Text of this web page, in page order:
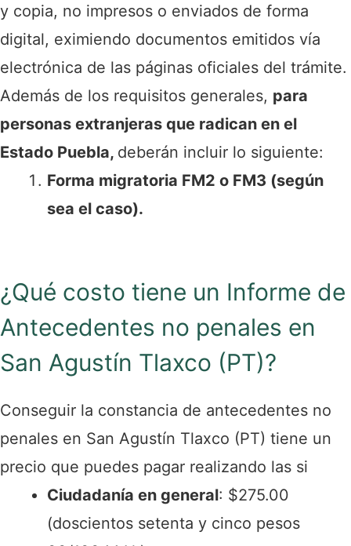
y copia, no impresos o enviados de forma
digital, eximiendo documentos emitidos vía
electrónica de las páginas oficiales del trámite.
Además de los requisitos generales, para
personas extranjeras que radican en el
Estado Puebla, deberán incluir lo siguiente:
Forma migratoria FM2 o FM3 (según
sea el caso).
¿Qué costo tiene un Informe de
Antecedentes no penales en
San Agustín Tlaxco (PT)?
Conseguir la constancia de antecedentes no
penales en San Agustín Tlaxco (PT) tiene un
precio que puedes pagar realizando las si
Ciudadanía en general: $275.00
(doscientos setenta y cinco pesos